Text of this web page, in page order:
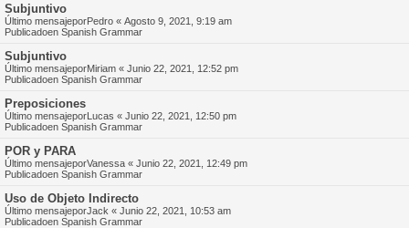
Subjuntivo
Último mensajeporPedro « Agosto 9, 2021, 9:19 am
Publicadoen Spanish Grammar
Subjuntivo
Último mensajeporMiriam « Junio 22, 2021, 12:52 pm
Publicadoen Spanish Grammar
Preposiciones
Último mensajeporLucas « Junio 22, 2021, 12:50 pm
Publicadoen Spanish Grammar
POR y PARA
Último mensajeporVanessa « Junio 22, 2021, 12:49 pm
Publicadoen Spanish Grammar
Uso de Objeto Indirecto
Último mensajeporJack « Junio 22, 2021, 10:53 am
Publicadoen Spanish Grammar